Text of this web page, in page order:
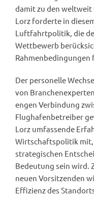
damit zu den
Lorz forderte in
Luftfahrtpolitik, die
Wettbewerb
Der personelle
von
engen Verbindung
Flughafenbetreiber
Lorz umfassende
Wirtschaftspolitik mit,
strategischen
Bedeutung sein wird.
neuen Vorsitzenden
Effizienz des